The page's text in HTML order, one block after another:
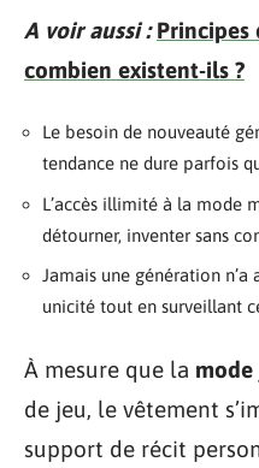
A voir aussi : Principes
combien existent-ils ?
Le besoin de nouveauté
tendance ne dure parfois
L’accès illimité à la mode
détourner, inventer sans
Jamais une génération
unicité tout en surveillant
À mesure que la mode
de jeu, le vêtement
support de récit